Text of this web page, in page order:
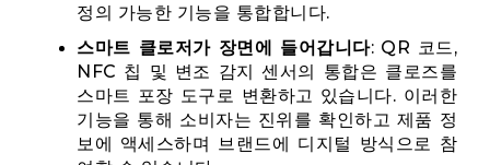
정의 가능한 기능을 통합합니다.
스마트 클로저가 장면에 들어갑니다: QR 코드,
NFC 칩 및 변조 감지 센서의 통합은 클로즈를
스마트 포장 도구로 변환하고 있습니다. 이러한
기능을 통해 소비자는 진위를 확인하고 제품 정
보에 액세스하며 브랜드에 디지털 방식으로 참